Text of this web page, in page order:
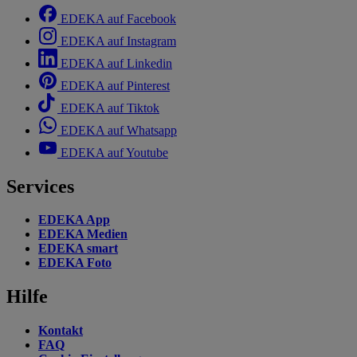
EDEKA auf Facebook
EDEKA auf Instagram
EDEKA auf Linkedin
EDEKA auf Pinterest
EDEKA auf Tiktok
EDEKA auf Whatsapp
EDEKA auf Youtube
Services
EDEKA App
EDEKA Medien
EDEKA smart
EDEKA Foto
Hilfe
Kontakt
FAQ